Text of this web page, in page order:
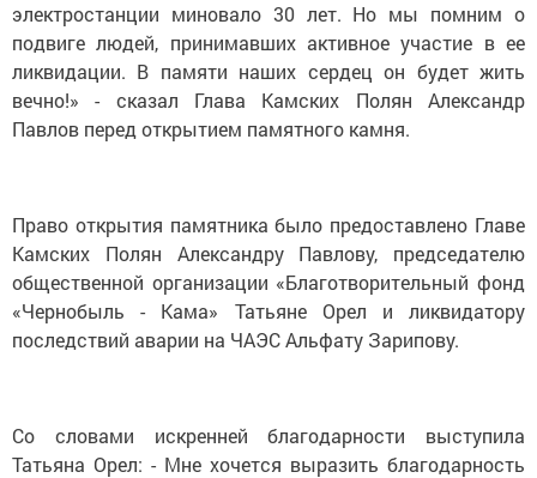
электростанции миновало 30 лет. Но мы помним о
подвиге людей, принимавших активное участие в ее
ликвидации. В памяти наших сердец он будет жить
вечно!» - сказал Глава Камских Полян Александр
Павлов перед открытием памятного камня.
Право открытия памятника было предоставлено Главе
Камских Полян Александру Павлову, председателю
общественной организации «Благотворительный фонд
«Чернобыль - Кама» Татьяне Орел и ликвидатору
последствий аварии на ЧАЭС Альфату Зарипову.
Со словами искренней благодарности выступила
Татьяна Орел: - Мне хочется выразить благодарность